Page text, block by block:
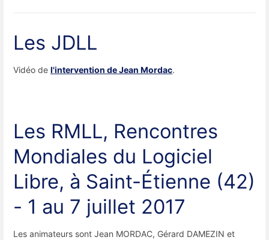
Les JDLL
Vidéo de l'intervention de Jean Mordac.
Les RMLL, Rencontres
Mondiales du Logiciel
Libre, à Saint-Étienne (42)
- 1 au 7 juillet 2017
Les animateurs sont Jean MORDAC, Gérard DAMEZIN et